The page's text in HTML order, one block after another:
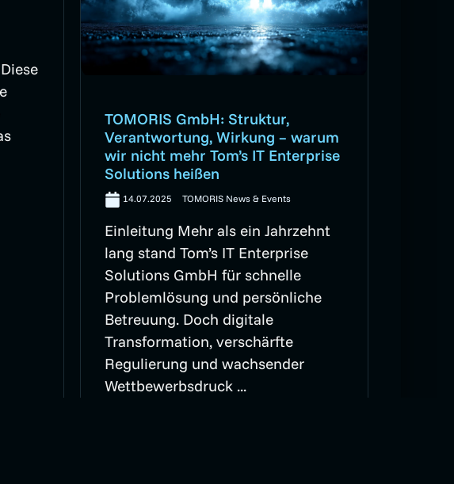
TOMORIS GmbH: Struktur,
Verantwortung, Wirkung – warum
wir nicht mehr Tom’s IT Enterprise
Solutions heißen
14.07.2025 TOMORIS News & Events
Einleitung Mehr als ein Jahrzehnt
lang stand Tom’s IT Enterprise
Solutions GmbH für schnelle
Problemlösung und persönliche
Betreuung. Doch digitale
Transformation, verschärfte
Regulierung und wachsender
Wettbewerbsdruck ...